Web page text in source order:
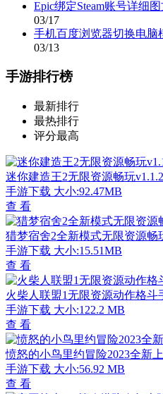
Epic绑定Steam账号详细
03/17
手机百度浏览器切换电脑
03/13
手游排行榜
最新排行
最热排行
评分最高
迷你建造王2无限资源畅玩
手游下载 大小:92.47MB
查 看
猎梦宿舍2全新模式无限资源畅
手游下载 大小:15.51MB
查 看
火柴人联盟1无限资源动作格斗
手游下载 大小:122.2 MB
查 看
愤怒的小鸟里约冒险2023全新
手游下载 大小:56.92 MB
查 看